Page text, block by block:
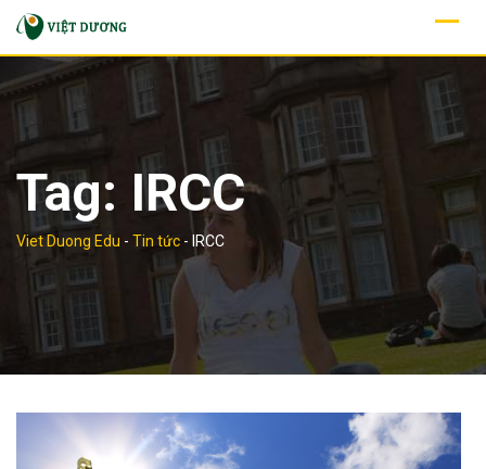
Skip
content
Tag: IRCC
Viet Duong Edu - Tin tức - IRCC